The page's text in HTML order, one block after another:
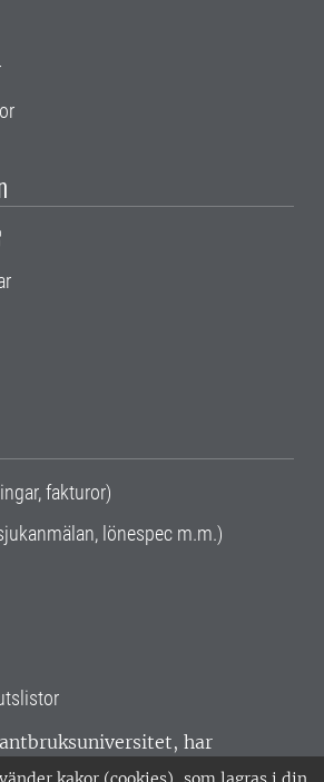
fakturor)
lönespec m.m.)
har
hela Sverige. Huvudorter är